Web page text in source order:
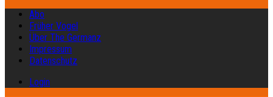
Abo
Früher Vogel
Über The Germanz
Impressum
Datenschutz
Login